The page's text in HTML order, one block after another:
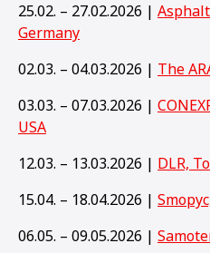
25.02. – 27.02.2026 |
Germany
02.03. – 04.03.2026 | The
03.03. – 07.03.2026 |
USA
12.03. – 13.03.2026 | DLR,
15.04. – 18.04.2026 |
06.05. – 09.05.2026 |